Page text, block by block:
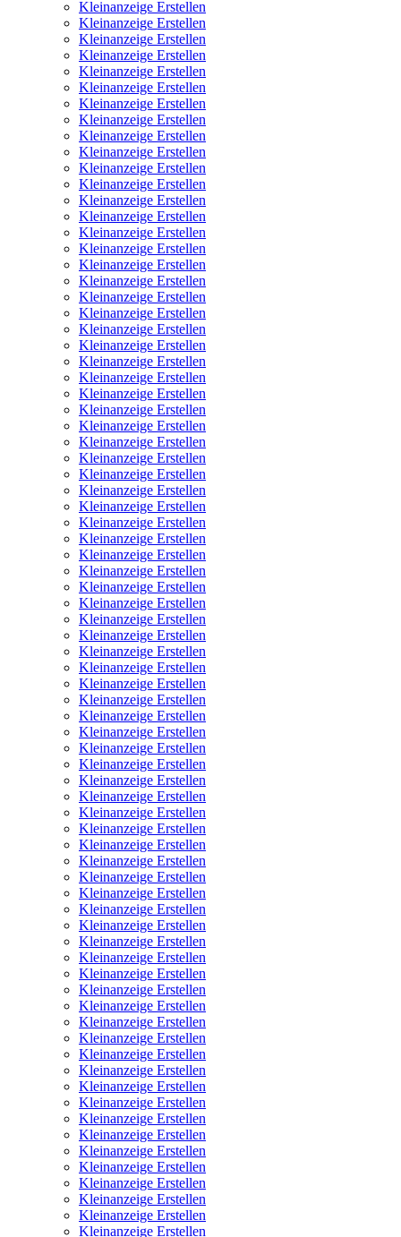
Kleinanzeige Erstellen
Kleinanzeige Erstellen
Kleinanzeige Erstellen
Kleinanzeige Erstellen
Kleinanzeige Erstellen
Kleinanzeige Erstellen
Kleinanzeige Erstellen
Kleinanzeige Erstellen
Kleinanzeige Erstellen
Kleinanzeige Erstellen
Kleinanzeige Erstellen
Kleinanzeige Erstellen
Kleinanzeige Erstellen
Kleinanzeige Erstellen
Kleinanzeige Erstellen
Kleinanzeige Erstellen
Kleinanzeige Erstellen
Kleinanzeige Erstellen
Kleinanzeige Erstellen
Kleinanzeige Erstellen
Kleinanzeige Erstellen
Kleinanzeige Erstellen
Kleinanzeige Erstellen
Kleinanzeige Erstellen
Kleinanzeige Erstellen
Kleinanzeige Erstellen
Kleinanzeige Erstellen
Kleinanzeige Erstellen
Kleinanzeige Erstellen
Kleinanzeige Erstellen
Kleinanzeige Erstellen
Kleinanzeige Erstellen
Kleinanzeige Erstellen
Kleinanzeige Erstellen
Kleinanzeige Erstellen
Kleinanzeige Erstellen
Kleinanzeige Erstellen
Kleinanzeige Erstellen
Kleinanzeige Erstellen
Kleinanzeige Erstellen
Kleinanzeige Erstellen
Kleinanzeige Erstellen
Kleinanzeige Erstellen
Kleinanzeige Erstellen
Kleinanzeige Erstellen
Kleinanzeige Erstellen
Kleinanzeige Erstellen
Kleinanzeige Erstellen
Kleinanzeige Erstellen
Kleinanzeige Erstellen
Kleinanzeige Erstellen
Kleinanzeige Erstellen
Kleinanzeige Erstellen
Kleinanzeige Erstellen
Kleinanzeige Erstellen
Kleinanzeige Erstellen
Kleinanzeige Erstellen
Kleinanzeige Erstellen
Kleinanzeige Erstellen
Kleinanzeige Erstellen
Kleinanzeige Erstellen
Kleinanzeige Erstellen
Kleinanzeige Erstellen
Kleinanzeige Erstellen
Kleinanzeige Erstellen
Kleinanzeige Erstellen
Kleinanzeige Erstellen
Kleinanzeige Erstellen
Kleinanzeige Erstellen
Kleinanzeige Erstellen
Kleinanzeige Erstellen
Kleinanzeige Erstellen
Kleinanzeige Erstellen
Kleinanzeige Erstellen
Kleinanzeige Erstellen
Kleinanzeige Erstellen
Kleinanzeige Erstellen